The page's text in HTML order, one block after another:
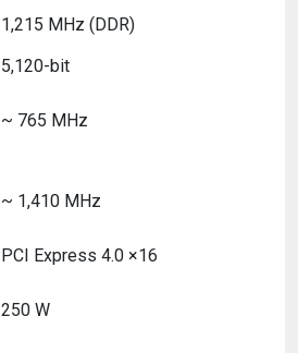
1,215 MHz (DDR)
5,120-bit
~ 765 MHz
~ 1,410 MHz
PCI Express 4.0 ×16
250 W